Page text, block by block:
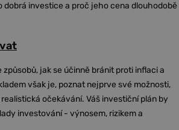
dobrá investice a proč jeho cena dlouhodobě
jak se účinně bránit proti inflaci a
však je, poznat nejprve své možnosti,
očekávání. Váš investiční plán by
investování - výnosem, rizikem a